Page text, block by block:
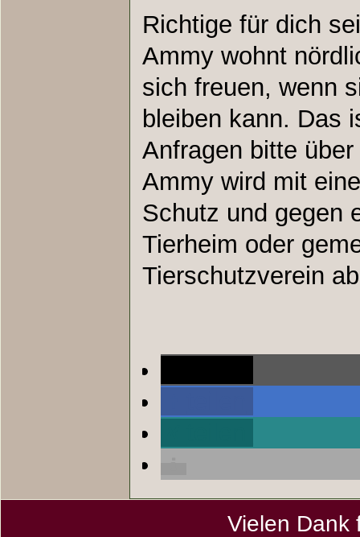
Richtige für dich
Ammy wohnt
sich freuen, wenn
bleiben kann. Das
Anfragen bitte
Ammy wird mit
Schutz und gegen
Tierheim oder
Tierschutzverein
Vielen Dank